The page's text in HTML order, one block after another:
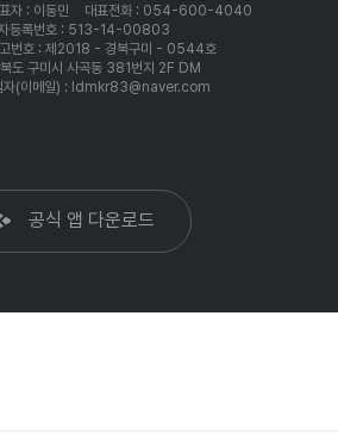
자 : 이동민
대표전화 : 054-600-4040
등록번호 : 513-14-00803
고번호 : 제2018 - 경북구미 - 0544호
도 구미시 사곡동 381번지 2F DM
자(이메일) : ldmkr83@naver.com
공식 앱 다운로드